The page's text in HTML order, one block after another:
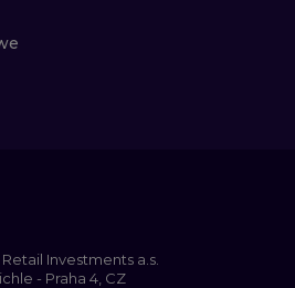
Investments a.s.
- Praha 4, CZ